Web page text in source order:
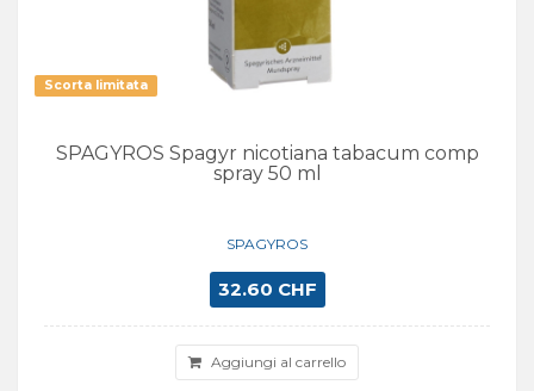
Scorta limitata
SPAGYROS Spagyr nicotiana tabacum comp
spray 50 ml
SPAGYROS
32.60 CHF
Aggiungi al carrello